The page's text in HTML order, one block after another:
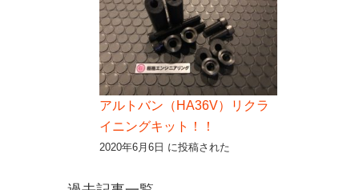
アルトバン（HA36V）リクラ
イニングキット！！
2020年6月6日 に投稿された